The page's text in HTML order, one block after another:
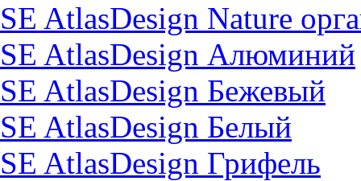
SE AtlasDesign Nature
SE AtlasDesign Алюминий
SE AtlasDesign Бежевый
SE AtlasDesign Белый
SE AtlasDesign Грифель